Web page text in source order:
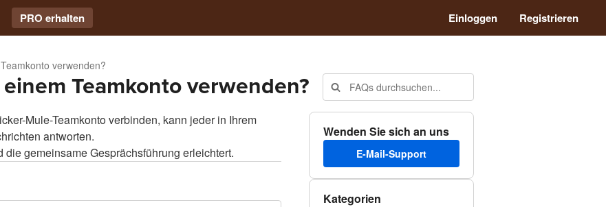
PRO erhalten Einloggen Registrieren
verwenden?
Teamkonto verwenden?
Mule-Teamkonto verbinden, kann jeder in Ihrem
antworten.
gemeinsame Gesprächsführung erleichtert.
Wenden Sie sich an uns
E-Mail-Support
Kategorien